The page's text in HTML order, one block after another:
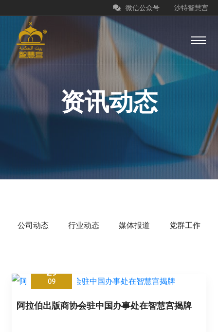
沙特智慧宫
微信公众号
资讯动态
公司动态 行业动态 媒体报道 党群工作
29
09
阿拉伯出版商协会驻中国办事处在智慧宫揭牌